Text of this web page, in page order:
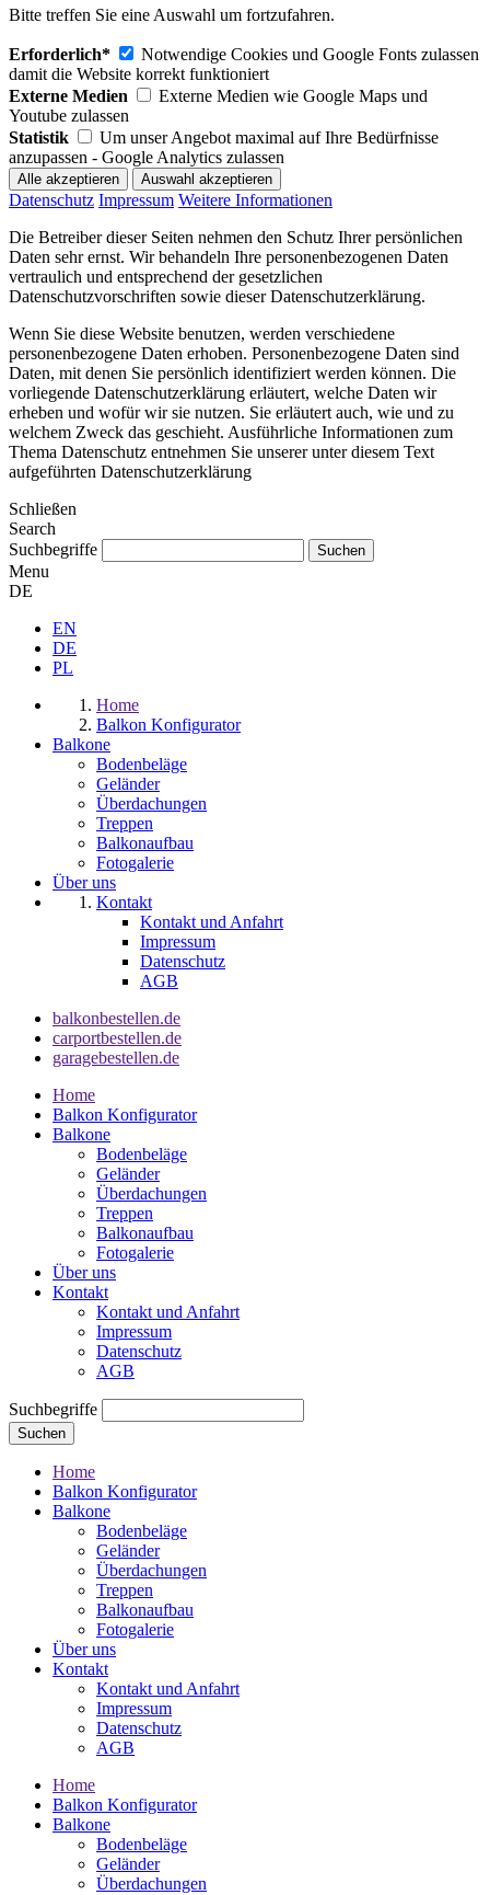
Bitte treffen Sie eine Auswahl um fortzufahren.
Erforderlich*
Notwendige Cookies und Google Fonts zulassen
damit die Website korrekt funktioniert
Externe Medien
Externe Medien wie Google Maps und
Youtube zulassen
Statistik
Um unser Angebot maximal auf Ihre Bedürfnisse
anzupassen - Google Analytics zulassen
Datenschutz Impressum Weitere Informationen
Die Betreiber dieser Seiten nehmen den Schutz Ihrer persönlichen
Daten sehr ernst. Wir behandeln Ihre personenbezogenen Daten
vertraulich und entsprechend der gesetzlichen
Datenschutzvorschriften sowie dieser Datenschutzerklärung.
Wenn Sie diese Website benutzen, werden verschiedene
personenbezogene Daten erhoben. Personenbezogene Daten sind
Daten, mit denen Sie persönlich identifiziert werden können. Die
vorliegende Datenschutzerklärung erläutert, welche Daten wir
erheben und wofür wir sie nutzen. Sie erläutert auch, wie und zu
welchem Zweck das geschieht. Ausführliche Informationen zum
Thema Datenschutz entnehmen Sie unserer unter diesem Text
aufgeführten Datenschutzerklärung
Schließen
Search
Suchbegriffe
Menu
DE
EN
DE
PL
Home
Balkon Konfigurator
Balkone
Bodenbeläge
Geländer
Überdachungen
Treppen
Balkonaufbau
Fotogalerie
Über uns
Kontakt
Kontakt und Anfahrt
Impressum
Datenschutz
AGB
balkonbestellen.de
carportbestellen.de
garagebestellen.de
Home
Balkon Konfigurator
Balkone
Bodenbeläge
Geländer
Überdachungen
Treppen
Balkonaufbau
Fotogalerie
Über uns
Kontakt
Kontakt und Anfahrt
Impressum
Datenschutz
AGB
Suchbegriffe
Suchen
Home
Balkon Konfigurator
Balkone
Bodenbeläge
Geländer
Überdachungen
Treppen
Balkonaufbau
Fotogalerie
Über uns
Kontakt
Kontakt und Anfahrt
Impressum
Datenschutz
AGB
Home
Balkon Konfigurator
Balkone
Bodenbeläge
Geländer
Überdachungen